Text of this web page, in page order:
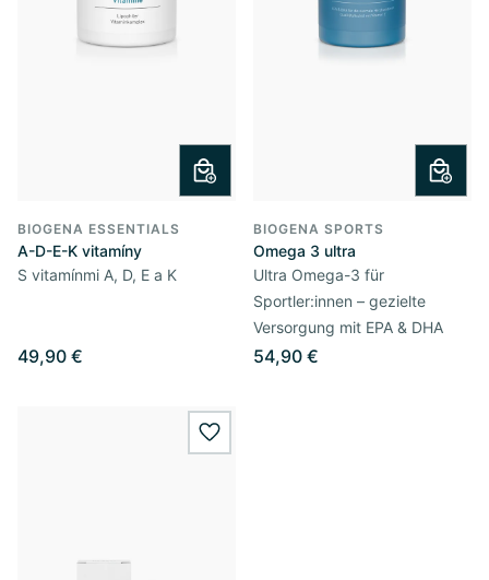
BIOGENA ESSENTIALS
A-D-E-K vitamíny
S vitamínmi A, D, E a K
49,90 €
BIOGENA SPORTS
Omega 3 ultra
Ultra Omega-3 für
Sportler:innen – gezielte
Versorgung mit EPA & DHA
54,90 €
wishlist.add